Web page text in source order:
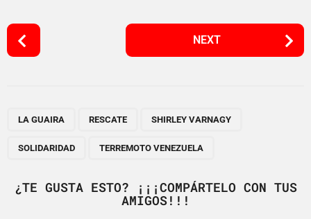
P
o
NEXT
LA GUAIRA RESCATE SHIRLEY VARNAGY
SOLIDARIDAD TERREMOTO VENEZUELA
¿TE GUSTA ESTO? ¡¡¡COMPÁRTELO CON TUS
AMIGOS!!!